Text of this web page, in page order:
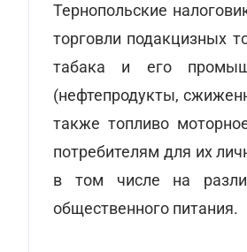
Тернопольские
торговли подакцизных
табака и его
(нефтепродукты,
также топливо
потребителям для их
в том числе на
общественного питания.